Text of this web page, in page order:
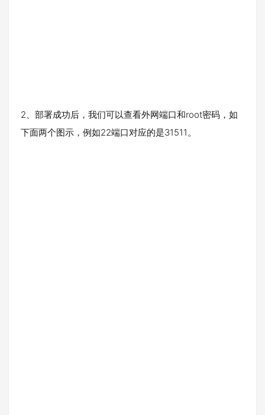
2、部署成功后，我们可以查看外网端口和root密码，如
下面两个图示，例如22端口对应的是31511。